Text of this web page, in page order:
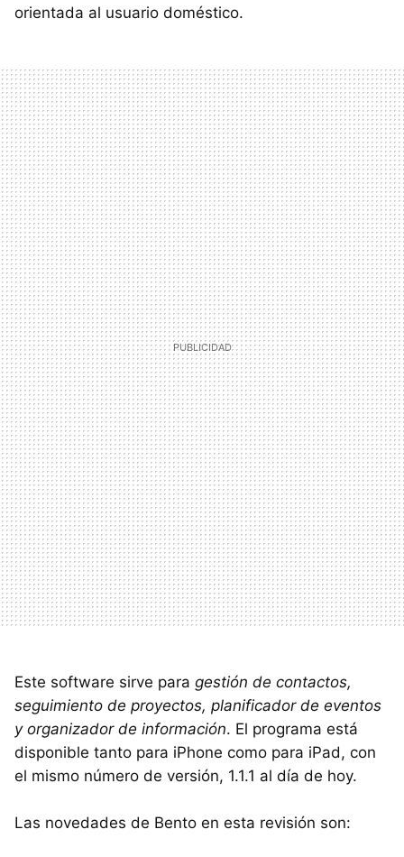
orientada al usuario doméstico.
Este software sirve para gestión de contactos,
seguimiento de proyectos, planificador de eventos
y organizador de información. El programa está
disponible tanto para iPhone como para iPad, con
el mismo número de versión, 1.1.1 al día de hoy.
Las novedades de Bento en esta revisión son: